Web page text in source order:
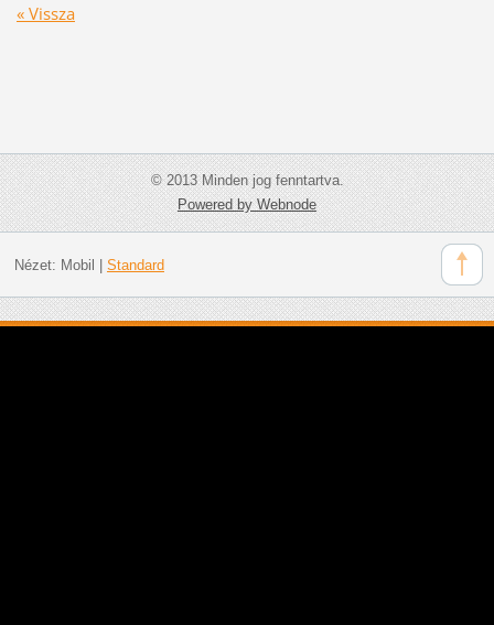
« Vissza
© 2013 Minden jog fenntartva.
Powered by Webnode
Nézet: Mobil Standard